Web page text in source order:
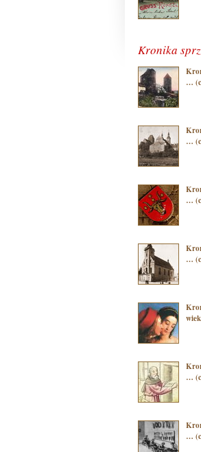
Kronika
Kronika sprzed wieków
…
Kronika sprzed wieków
…
Kronika sprzed wieków
…
Kronika sprzed wieków
…
Kronika sprzed
Kronika sprzed wieków
…
Kronika sprzed wieków
…